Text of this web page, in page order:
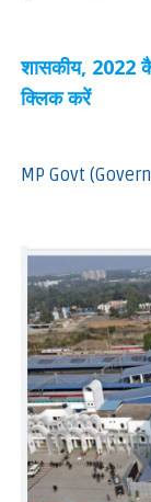
शासकीय, 2022
क्लिक करें
MP Govt